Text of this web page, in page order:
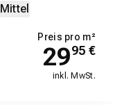
Mittel
Preis pro m²
2995 €
inkl. MwSt.